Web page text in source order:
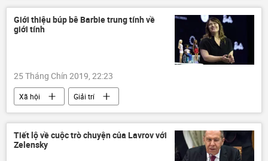
Giới thiệu búp bê Barbie trung tính về
giới tính
25 Tháng Chín 2019, 22:23
Xã hội Giải trí
Tiết lộ về cuộc trò chuyện của Lavrov với
Zelensky